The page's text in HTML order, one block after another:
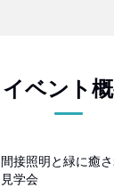
イベント
間接照明と緑に癒
見学会